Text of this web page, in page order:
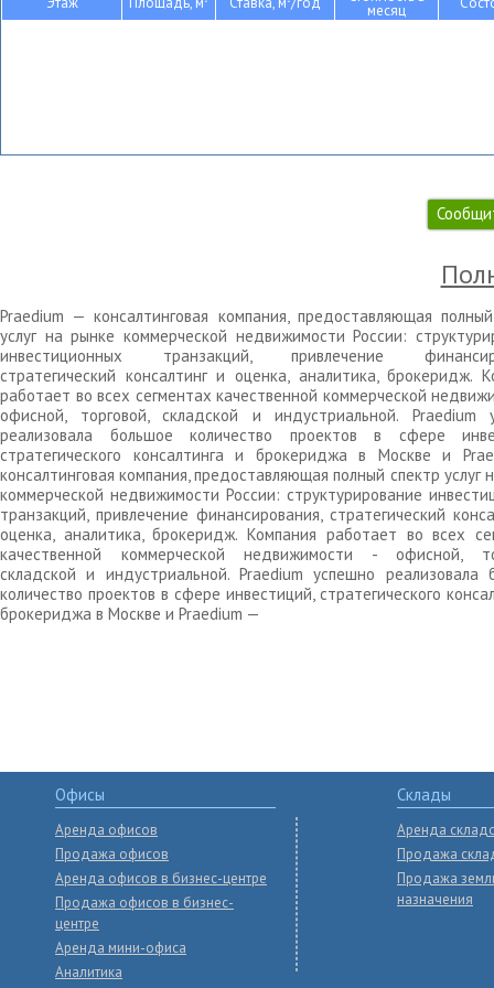
месяц
Praedium — консалтинговая компания, предоставляющая
услуг на рынке коммерческой недвижимости России:
инвестиционных транзакций, привлечение
стратегический консалтинг и оценка, аналитика, брокеридж.
работает во всех сегментах качественной коммерческой
офисной, торговой, складской и индустриальной. Praedium
реализовала большое количество проектов в сфере
стратегического консалтинга и брокериджа в Москве и
консалтинговая компания, предоставляющая полный спектр услуг
коммерческой недвижимости России: структурирование
транзакций, привлечение финансирования, стратегический
оценка, аналитика, брокеридж. Компания работает во всех
качественной коммерческой недвижимости - офисной,
складской и индустриальной. Praedium успешно реализовала
количество проектов в сфере инвестиций, стратегического
брокериджа в Москве и Praedium —
Офисы
Аренда офисов
Продажа офисов
Аренда офисов в бизнес-центре
Продажа офисов в бизнес-
центре
Аренда мини-офиса
Аналитика
Склады
Аренда
Продажа
Продажа
назначения